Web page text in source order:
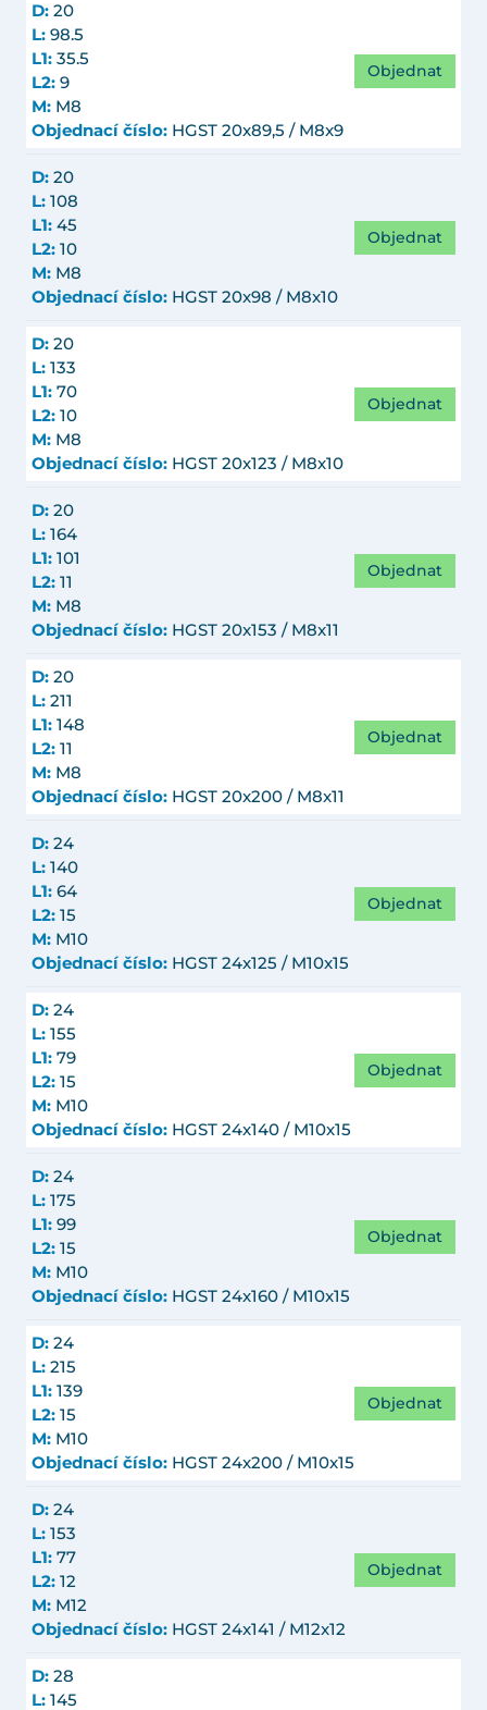
D: 20
L: 98.5
L1: 35.5
L2: 9
M: M8
Objednací číslo: HGST 20x89,5 / M8x9
Objednat
D: 20
L: 108
L1: 45
L2: 10
M: M8
Objednací číslo: HGST 20x98 / M8x10
Objednat
D: 20
L: 133
L1: 70
L2: 10
M: M8
Objednací číslo: HGST 20x123 / M8x10
Objednat
D: 20
L: 164
L1: 101
L2: 11
M: M8
Objednací číslo: HGST 20x153 / M8x11
Objednat
D: 20
L: 211
L1: 148
L2: 11
M: M8
Objednací číslo: HGST 20x200 / M8x11
Objednat
D: 24
L: 140
L1: 64
L2: 15
M: M10
Objednací číslo: HGST 24x125 / M10x15
Objednat
D: 24
L: 155
L1: 79
L2: 15
M: M10
Objednací číslo: HGST 24x140 / M10x15
Objednat
D: 24
L: 175
L1: 99
L2: 15
M: M10
Objednací číslo: HGST 24x160 / M10x15
Objednat
D: 24
L: 215
L1: 139
L2: 15
M: M10
Objednací číslo: HGST 24x200 / M10x15
Objednat
D: 24
L: 153
L1: 77
L2: 12
M: M12
Objednací číslo: HGST 24x141 / M12x12
Objednat
D: 28
L: 145